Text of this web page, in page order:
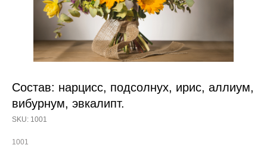
Состав: нарцисс, подсолнух, ирис, аллиум,
вибурнум, эвкалипт.
SKU: 1001
1001